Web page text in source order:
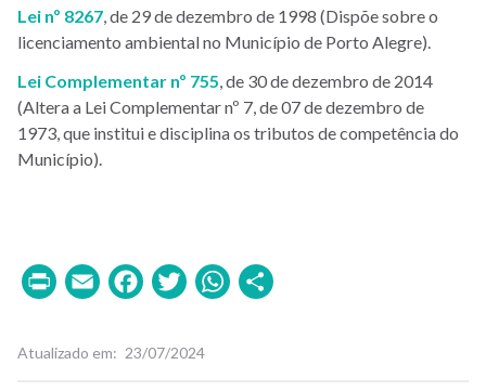
Lei nº 8267, de 29 de dezembro de 1998 (Dispõe sobre o
licenciamento ambiental no Município de Porto Alegre).
Lei Complementar nº 755, de 30 de dezembro de 2014
(Altera a Lei Complementar nº 7, de 07 de dezembro de
1973, que institui e disciplina os tributos de competência do
Município).
PrintEmailFacebook
TwitterWhatsApp
Atualizado em 23/07/2024